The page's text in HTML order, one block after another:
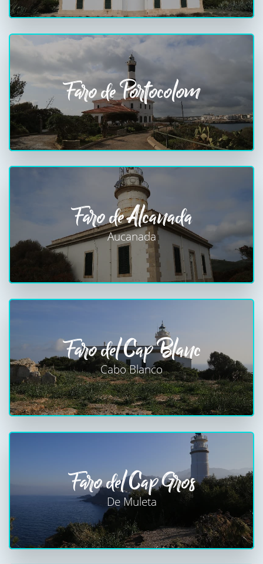
Faro de Portocolom
Faro de Alcanada
Aucanada
Faro del Cap Blanc
Cabo Blanco
Faro del Cap Gros
De Muleta